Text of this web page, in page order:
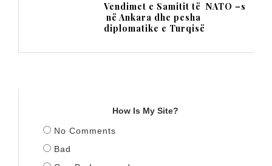
Vendimet e Samitit të NATO –s
në Ankara dhe pesha
diplomatike e Turqisë
How Is My Site?
No Comments
Bad